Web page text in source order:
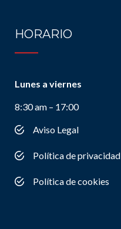
HORARIO
Lunes a viernes
8:30 am – 17:00
Aviso Legal
Política de privacidad
Política de cookies